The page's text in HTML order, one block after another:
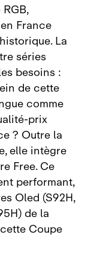
France
La
séries
besoins :
de cette
comme
? Outre la
elle intègre
Free. Ce
performant,
Oled (S92H,
de la
Coupe